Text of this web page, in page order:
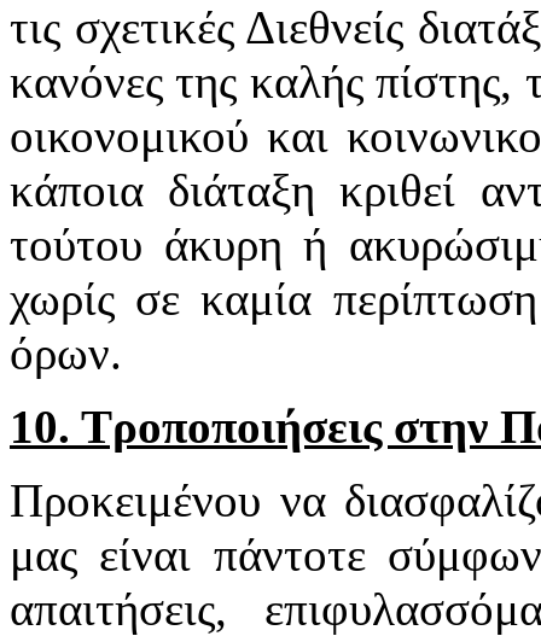
τις σχετικές Διεθνείς
κανόνες της καλής
οικονομικού και
κάποια διάταξη κριθεί
τούτου άκυρη ή
χωρίς σε καμία
όρων.
10. Τροποποιήσεις στην
Προκειμένου να
μας είναι πάντοτε
απαιτήσεις,